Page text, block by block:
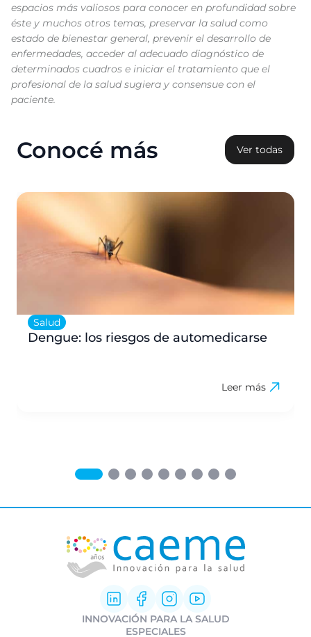
espacios más valiosos para conocer en profundidad sobre
éste y muchos otros temas, preservar la salud como
estado de bienestar general, prevenir el desarrollo de
enfermedades, acceder al adecuado diagnóstico de
determinados cuadros e iniciar el tratamiento que el
profesional de la salud sugiera y consensue con el
paciente.
Conocé más Ver todas
Salud
Dengue: los riesgos de automedicarse
Leer más
INNOVACIÓN PARA LA SALUD
Innovación Farmacéutica
ESPECIALES